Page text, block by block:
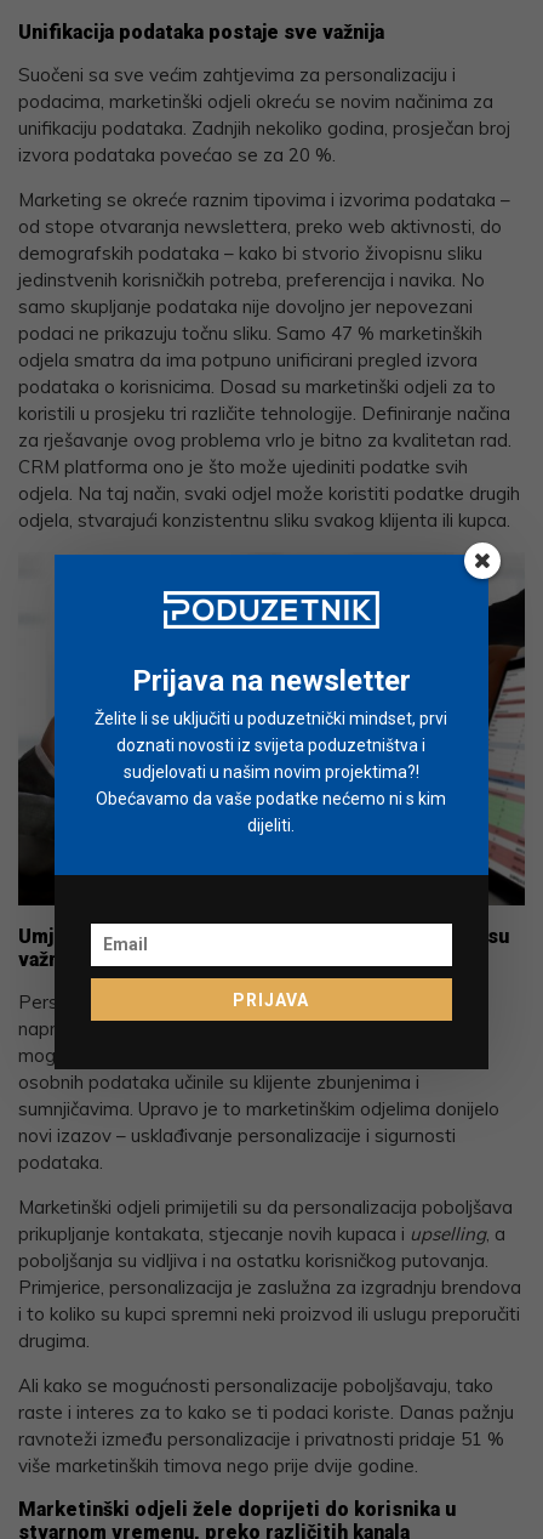
Unifikacija podataka postaje sve važnija
Suočeni sa sve većim zahtjevima za personalizaciju i
podacima, marketinški odjeli okreću se novim načinima za
unifikaciju podataka. Zadnjih nekoliko godina, prosječan broj
izvora podataka povećao se za 20 %.
Marketing se okreće raznim tipovima i izvorima podataka –
od stope otvaranja newslettera, preko web aktivnosti, do
demografskih podataka – kako bi stvorio živopisnu sliku
jedinstvenih korisničkih potreba, preferencija i navika. No
samo skupljanje podataka nije dovoljno jer nepovezani
podaci ne prikazuju točnu sliku. Samo 47 % marketinških
odjela smatra da ima potpuno unificirani pregled izvora
podataka o korisnicima. Dosad su marketinški odjeli za to
koristili u prosjeku tri različite tehnologije. Definiranje načina
za rješavanje ovog problema vrlo je bitno za kvalitetan rad.
CRM platforma ono je što može ujediniti podatke svih
odjela. Na taj način, svaki odjel može koristiti podatke drugih
odjela, stvarajući konzistentnu sliku svakog klijenta ili kupca.
Umjetna inteligencija i sigurnost podataka postali su
važne sastavnice korisničkog iskustva
Personalizacija korisničkih iskustava značajno je
napredovala.Umjetna inteligencijadonosi nove razine
mogućnosti, ali sigurnosne politike oko načina korištenja
osobnih podataka učinile su klijente zbunjenima i
sumnjičavima. Upravo je to marketinškim odjelima donijelo
novi izazov – usklađivanje personalizacije i sigurnosti
podataka.
Marketinški odjeli primijetili su da personalizacija poboljšava
prikupljanje kontakata, stjecanje novih kupaca i upselling, a
poboljšanja su vidljiva i na ostatku korisničkog putovanja.
Primjerice, personalizacija je zaslužna za izgradnju brendova
i to koliko su kupci spremni neki proizvod ili uslugu preporučiti
drugima.
Ali kako se mogućnosti personalizacije poboljšavaju, tako
raste i interes za to kako se ti podaci koriste. Danas pažnju
ravnoteži između personalizacije i privatnosti pridaje 51 %
više marketinških timova nego prije dvije godine.
Marketinški odjeli žele doprijeti do korisnika u
stvarnom vremenu, preko različitih kanala
Prijava na newsletter
Želite li se uključiti u poduzetnički mindset, prvi
doznati novosti iz svijeta poduzetništva i
sudjelovati u našim novim projektima?!
Obećavamo da vaše podatke nećemo ni s kim
dijeliti.
PRIJAVA